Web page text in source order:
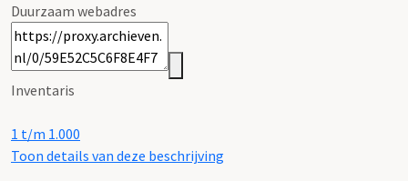
Duurzaam webadres
Inventaris
1 t/m 1.000
Toon details van deze beschrijving